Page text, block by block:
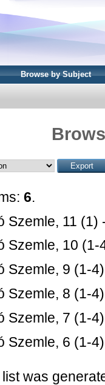
Browse by Subject
6.
Szemle, 11 (1)
Szemle, 10
Szemle, 9 (1-
Szemle, 8 (1-
Szemle, 7 (1-
Szemle, 6 (1-
was